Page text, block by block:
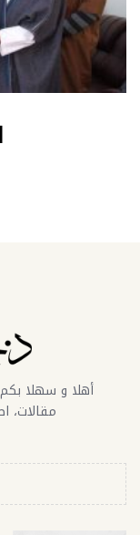
أهلا و سهلا
مقالات،